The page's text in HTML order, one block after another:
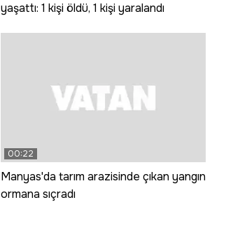
yaşattı: 1 kişi öldü, 1 kişi yaralandı
00:22
Manyas'da tarım arazisinde çıkan yangın
ormana sıçradı